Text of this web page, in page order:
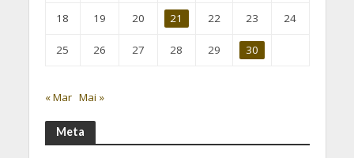
18 19 20 21 22 23 24
25 26 27 28 29 30
« Mar Mai »
Meta